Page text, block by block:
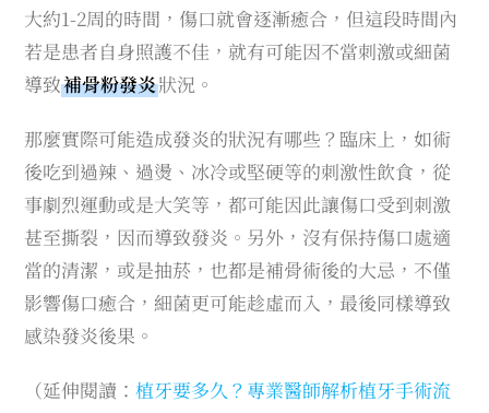
大約1-2周的時間，傷口就會逐漸癒合，但這段時間內
若是患者自身照護不佳，就有可能因不當刺激或細菌
導致補骨粉發炎狀況。
那麼實際可能造成發炎的狀況有哪些？臨床上，如術
後吃到過辣、過燙、冰冷或堅硬等的刺激性飲食，從
事劇烈運動或是大笑等，都可能因此讓傷口受到刺激
甚至撕裂，因而導致發炎。另外，沒有保持傷口處適
當的清潔，或是抽菸，也都是補骨術後的大忌，不僅
影響傷口癒合，細菌更可能趁虛而入，最後同樣導致
感染發炎後果。
（延伸閱讀：植牙要多久？專業醫師解析植牙手術流